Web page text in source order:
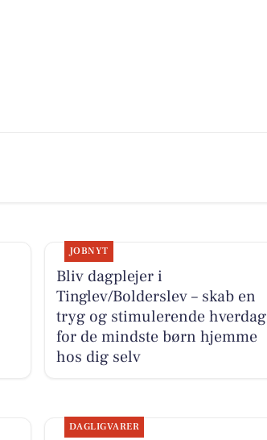
JOBNYT
Bliv dagplejer i
Tinglev/Bolderslev – skab en
tryg og stimulerende hverdag
for de mindste børn hjemme
hos dig selv
DAGLIGVARER